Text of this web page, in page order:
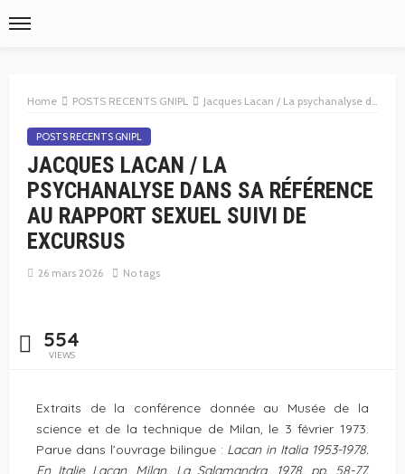
Home POSTS RECENTS GNIPL Jacques Lacan / La psychanalyse dans sa référence au rapport sexuel suivi de EXCURSUS
POSTS RECENTS GNIPL
JACQUES LACAN / LA
PSYCHANALYSE DANS SA RÉFÉRENCE
AU RAPPORT SEXUEL SUIVI DE
EXCURSUS
26 mars 2026 No tags
554
VIEWS
Extraits de la conférence donnée au Musée de la
science et de la technique de Milan, le 3 février 1973.
Parue dans l’ouvrage bilingue : Lacan in Italia 1953-1978.
En Italie Lacan, Milan, La Salamandra, 1978, pp. 58-77.